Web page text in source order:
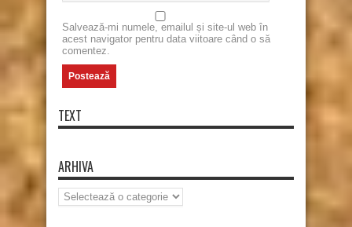
Salvează-mi numele, emailul și site-ul web în
acest navigator pentru data viitoare când o să
comentez.
TEXT
ARHIVA
Arhiva